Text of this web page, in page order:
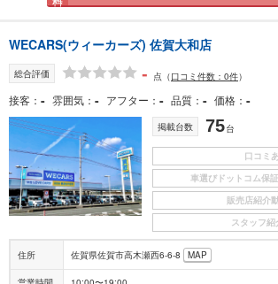
WECARS(ウィーカーズ) 佐賀大和店
総合評価 - 点 （口コミ件数：0件）
接客 - 雰囲気 - アフター - 品質 - 価格 -
掲載台数 75台
口コミ
車選びドットコム保
販売店紹介
スタッフ紹
住所 佐賀県佐賀市高木瀬西6-6-8 MAP